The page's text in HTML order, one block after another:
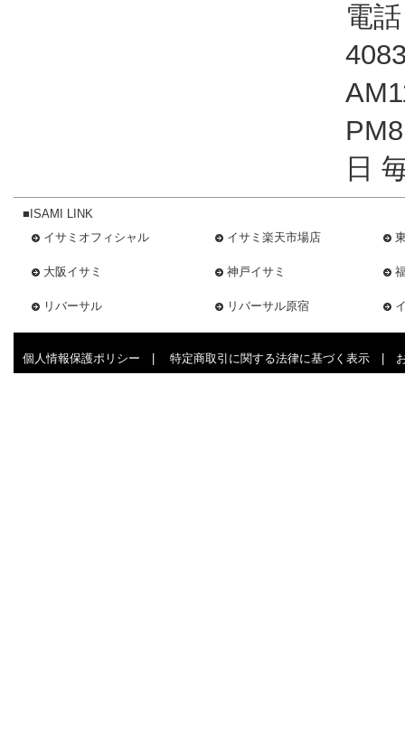
電
日
■ISAMI LINK
イサミオフィシャル
イサミ楽天市場店
大阪イサミ 神戸イサミ
リバーサル リバーサル原宿
個人情報保護ポリシー 特定商取引に関する法律に基づく表示